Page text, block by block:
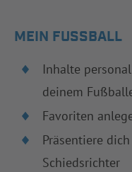
MEIN FUSSBALL
Inhalte
deinem
Favoriten
Präsentiere
Schiedsrichter